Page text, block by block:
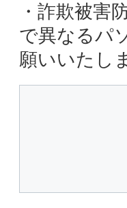
・詐欺被害
で異なるパ
願いいたし